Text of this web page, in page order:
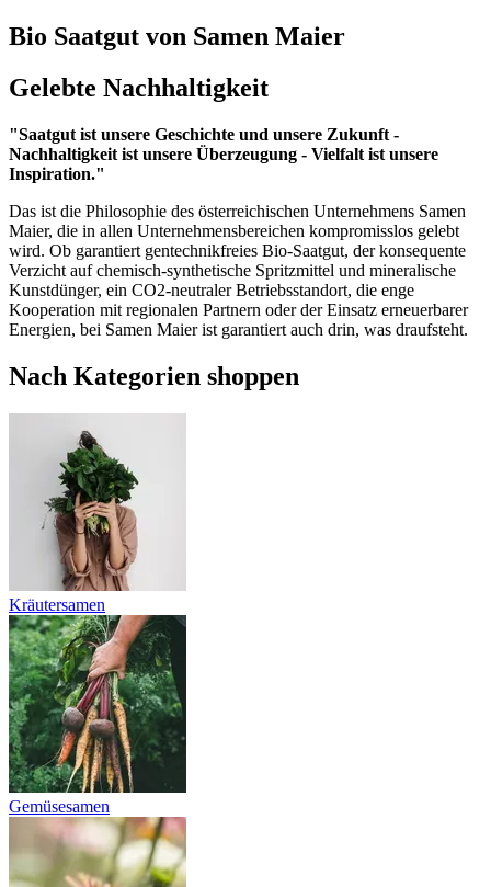
Bio Saatgut von Samen Maier
Gelebte Nachhaltigkeit
"Saatgut ist unsere Geschichte und unsere Zukunft -
Nachhaltigkeit ist unsere Überzeugung - Vielfalt ist unsere
Inspiration."
Das ist die Philosophie des österreichischen Unternehmens Samen
Maier, die in allen Unternehmensbereichen kompromisslos gelebt
wird. Ob garantiert gentechnikfreies Bio-Saatgut, der konsequente
Verzicht auf chemisch-synthetische Spritzmittel und mineralische
Kunstdünger, ein CO2-neutraler Betriebsstandort, die enge
Kooperation mit regionalen Partnern oder der Einsatz erneuerbarer
Energien, bei Samen Maier ist garantiert auch drin, was draufsteht.
Nach Kategorien shoppen
Kräutersamen
Gemüsesamen